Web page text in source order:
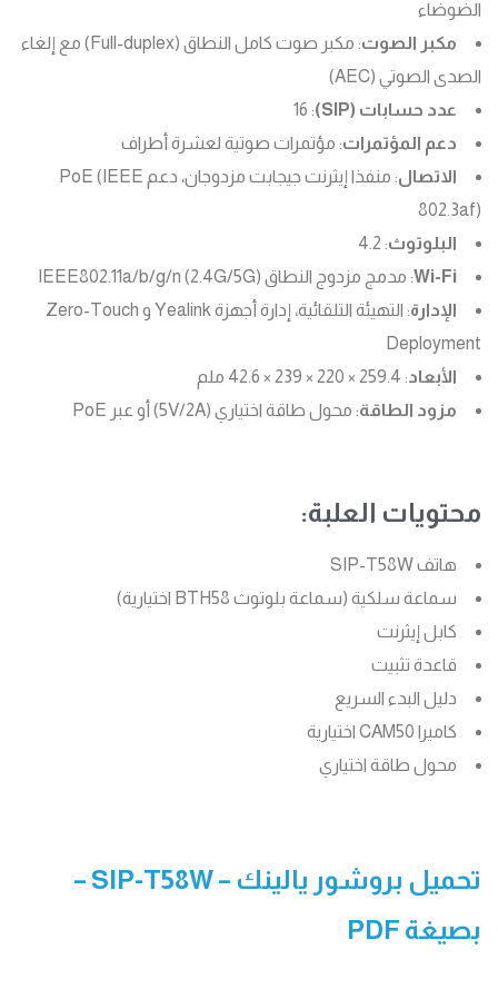
الضوضاء
مكبر الصوت
: مكبر صوت كامل النطاق (Full-duplex) مع إلغاء
الصدى الصوتي (AEC)
عدد حسابات (SIP)
: 16
دعم المؤتمرات: مؤتمرات صوتية لعشرة أطراف
الاتصال
: منفذا إيثرنت جيجابت مزدوجان، دعم PoE (IEEE
802.3af)
البلوتوث: 4.2
Wi-Fi: مدمج مزدوج النطاق (2.4G/5G) IEEE802.11a/b/g/n
الإدارة
: التهيئة التلقائية، إدارة أجهزة Yealink و Zero-Touch
Deployment
الأبعاد: 259.4 × 220 × 239 × 42.6 ملم
مزود الطاقة: محول طاقة اختياري (5V/2A) أو عبر PoE
محتويات العلبة:
هاتف SIP-T58W
سماعة سلكية (سماعة بلوتوث BTH58 اختيارية)
كابل إيثرنت
قاعدة تثبيت
دليل البدء السريع
كاميرا CAM50 اختيارية
محول طاقة اختياري
تحميل بروشور يالينك –SIP-T58W
–
بصيغة PDF